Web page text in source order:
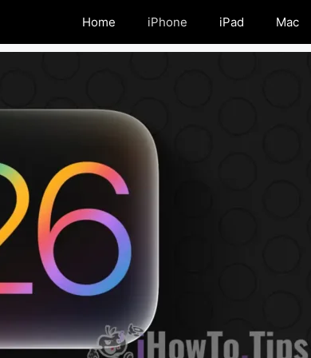
Home iPhone iPad Mac